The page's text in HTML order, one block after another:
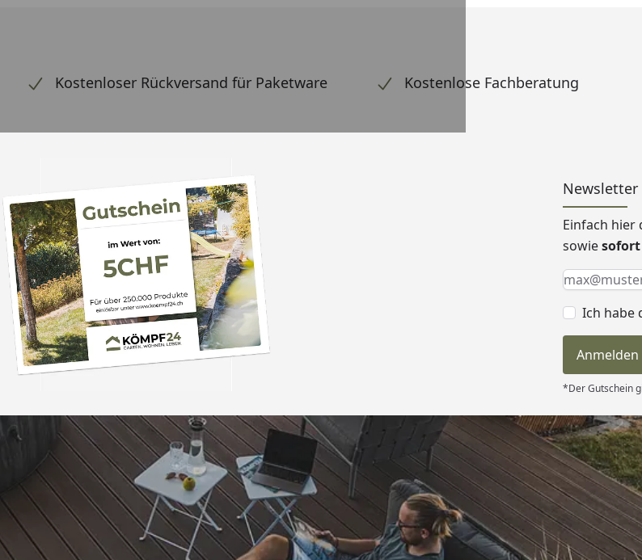
Kostenloser Rückversand für Paketware Kostenlose Fachberatung
Newsletter
Einfach hier
sowiesofort
Keine
Eingabe
E-Mail *
Ich habe
Anmelden
*Der Gutschein
Trusted Shops
4,81/ 5
25.961 Bewertungen
„Alles bestens, empfehle ich gerne
weiter.“
07.08.2026
Versand